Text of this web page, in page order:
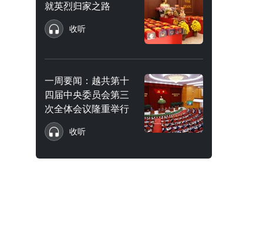
就英烈归家之路
收听
一周要闻：越共第十
四届中央委员会第三
次全体会议隆重举行
收听